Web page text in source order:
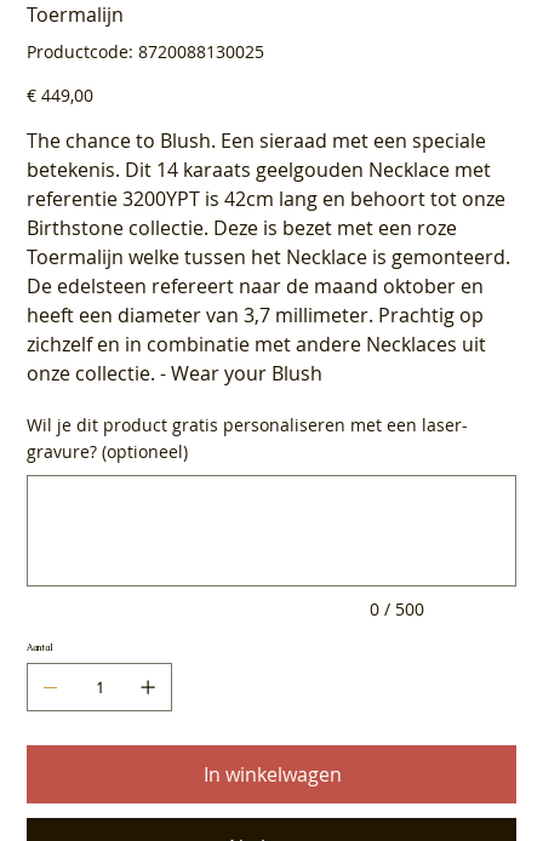
Toermalijn
Productcode: Productcode
8720088130025
8720088130025
Prijs
€ 449,00
The chance to Blush. Een sieraad met een speciale
betekenis. Dit 14 karaats geelgouden Necklace met
referentie 3200YPT is 42cm lang en behoort tot onze
Birthstone collectie. Deze is bezet met een roze
Toermalijn welke tussen het Necklace is gemonteerd.
De edelsteen refereert naar de maand oktober en
heeft een diameter van 3,7 millimeter. Prachtig op
zichzelf en in combinatie met andere Necklaces uit
onze collectie. - Wear your Blush
Wil je dit product gratis personaliseren met een laser-
gravure? (optioneel)
0 / 500
Aantal
In winkelwagen